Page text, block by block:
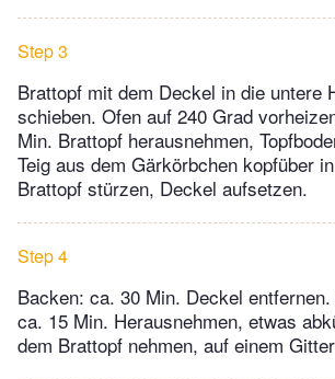
Step 3
Brattopf mit dem Deckel in die untere
schieben. Ofen auf 240 Grad
Min. Brattopf herausnehmen,
Teig aus dem Gärkörbchen kopfüber
Brattopf stürzen, Deckel aufsetzen.
Step 4
Backen: ca. 30 Min. Deckel
ca. 15 Min. Herausnehmen, etwas
dem Brattopf nehmen, auf einem